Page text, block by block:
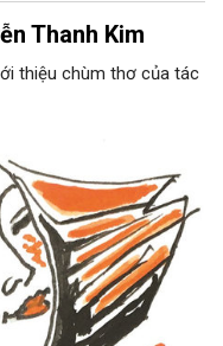
Thanh Kim
thiệu chùm thơ của tác